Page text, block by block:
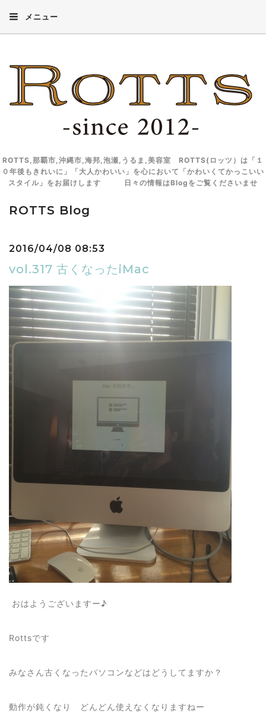
メニュー
ROTTS,那覇市,沖縄市,海邦,泡瀬,うるま,美容室 ROTTS(ロッツ）は「１
０年後もきれいに」「大人かわいい」を心において「かわいくてかっこいい
スタイル」をお届けします 日々の情報はBlogをご覧くださいませ
ROTTS Blog
2016/04/08 08:53
vol.317 古くなったiMac
おはようございますー♪
Rottsです
みなさん古くなったパソコンなどはどうしてますか？
動作が鈍くなり どんどん使えなくなりますねー